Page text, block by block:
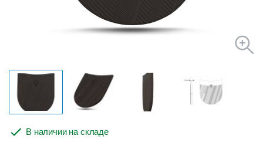
В наличии на складе